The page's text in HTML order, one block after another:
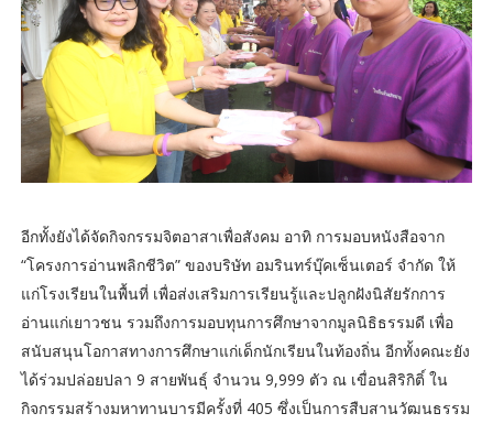
อีกทั้งยังได้จัดกิจกรรมจิตอาสาเพื่อสังคม อาทิ การมอบหนังสือจาก
“โครงการอ่านพลิกชีวิต” ของบริษัท อมรินทร์บุ๊คเซ็นเตอร์ จำกัด ให้
แก่โรงเรียนในพื้นที่ เพื่อส่งเสริมการเรียนรู้และปลูกฝังนิสัยรักการ
อ่านแก่เยาวชน รวมถึงการมอบทุนการศึกษาจากมูลนิธิธรรมดี เพื่อ
สนับสนุนโอกาสทางการศึกษาแก่เด็กนักเรียนในท้องถิ่น อีกทั้งคณะยัง
ได้ร่วมปล่อยปลา 9 สายพันธุ์ จำนวน 9,999 ตัว ณ เขื่อนสิริกิติ์ ใน
กิจกรรมสร้างมหาทานบารมีครั้งที่ 405 ซึ่งเป็นการสืบสานวัฒนธรรม